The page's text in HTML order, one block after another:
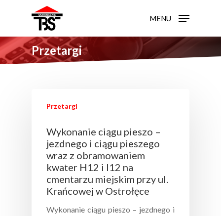
MENU
Przetargi
Przetargi
Wykonanie ciągu pieszo –
jezdnego i ciągu pieszego
wraz z obramowaniem
kwater H12 i I12 na
cmentarzu miejskim przy ul.
Krańcowej w Ostrołęce
Wykonanie ciągu pieszo – jezdnego i